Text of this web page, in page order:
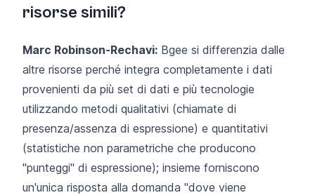
risorse simili?
Marc Robinson-Rechavi: Bgee si differenzia dalle
altre risorse perché integra completamente i dati
provenienti da più set di dati e più tecnologie
utilizzando metodi qualitativi (chiamate di
presenza/assenza di espressione) e quantitativi
(statistiche non parametriche che producono
"punteggi" di espressione); insieme forniscono
un'unica risposta alla domanda "dove viene